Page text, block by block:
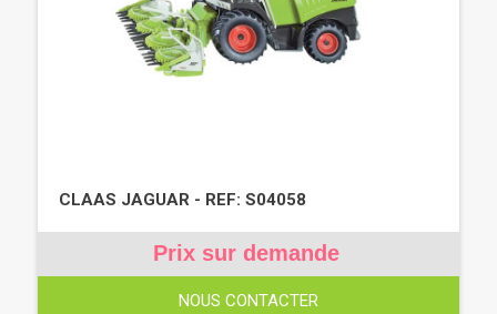
CLAAS JAGUAR - REF: S04058
Prix sur demande
NOUS CONTACTER